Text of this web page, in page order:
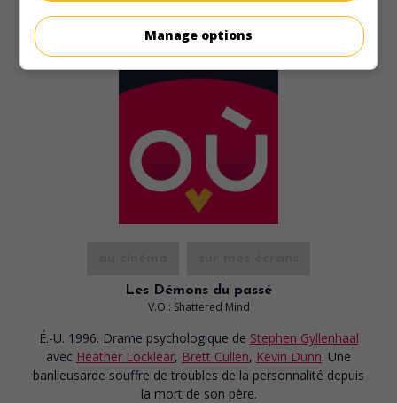
Les Démons du passé
V.O.: Shattered Mind
É.-U. 1996. Drame psychologique de Stephen Gyllenhaal
avec Heather Locklear, Brett Cullen, Kevin Dunn. Une
banlieusarde souffre de troubles de la personnalité depuis
la mort de son père.
Manage options